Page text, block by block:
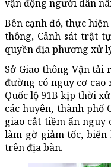
vận động người dân
Bên cạnh đó, thực
thông, Cảnh sát trật
quyền địa phương xử
Sở Giao thông Vận
đường có nguy cơ cao
Quốc lộ 91B kịp thời
các huyện, thành phố
giao cắt tiềm ẩn
làm gờ giảm tốc,
trên địa bàn.